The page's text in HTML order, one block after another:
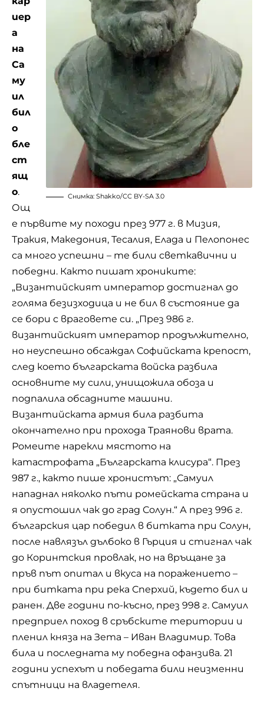
Снимка: Shakko/CC BY-SA 3.0
иер
а
на
Са
му
ил
бил
о
бле
ст
ящ
о.
Ощ
е първите му походи през 977 г. в Мизия,
Тракия, Македония, Тесалия, Елада и Пелопонес
са много успешни – те били светкавични и
победни. Както пишат хрониките:
„Византийският император достигнал до
голяма безизходица и не бил в състояние да
се бори с враговете си. „През 986 г.
византийският император продължително,
но неуспешно обсаждал Софийската крепост,
след което българската войска разбила
основните му сили, унищожила обоза и
подпалила обсадните машини.
Византийската армия била разбита
окончателно при прохода Траянови врата.
Ромеите нарекли мястото на
катастрофата „Българската клисура“. През
987 г., както пише хронистът: „Самуил
нападнал няколко пъти ромейската страна и
я опустошил чак до град Солун.“ А през 996 г.
българския цар победил в битката при Солун,
после навлязъл дълбоко в Гърция и стигнал чак
до Коринтския провлак, но на връщане за
пръв път опитал и вкуса на поражението –
при битката при река Сперхий, където бил и
ранен. Две години по-късно, през 998 г. Самуил
предприел поход в сръбските територии и
пленил княза на Зета – Иван Владимир. Това
била и последната му победна офанзива. 21
години успехът и победата били неизменни
спътници на владетеля.